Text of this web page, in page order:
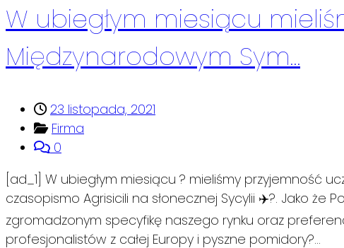
W ubiegłym miesiącu
Międzynarodowym Sym…
23 listopada, 2021
Firma
0
[ad_1] W ubiegłym miesiącu ? mieliśmy przyjemność
czasopismo Agrisicili na słonecznej Sycylii ✈️?. Jako że
zgromadzonym specyfikę naszego rynku oraz
profesjonalistów z całej Europy i pyszne pomidory?...